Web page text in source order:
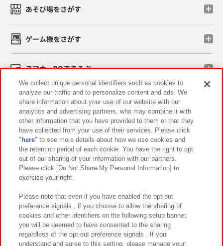
あそび場をさがす
ゲーム機をさがす
スマホ・PCであそぶ
イベント・キャンペーン
関連会社 サステナビリティ サイトポリシー
プライバシーポリシー ウェブアクセシビリティ方針と検証結果
お取引先さまとともに
カスタマーハラスメント対応方針 よくあるご質問・お問い合わせ
We collect unique personal identifiers such as cookies to
analyze our traffic and to personalize content and ads. We
share information about your use of our website with our
analytics and advertising partners, who may combine it with
other information that you have provided to them or that they
have collected from your use of their services. Please click
" here" to see more details about how we use cookies and
the retention period of each cookie. You have the right to opt
out of our sharing of your information with our partners.
Please click [Do Not Share My Personal Information] to
exercise your right.
Please note that even if you have enabled the opt-out
preference signals , if you choose to allow the sharing of
cookies and other identifiers on the following setup banner,
you will be deemed to have consented to the sharing
regardless of the opt-out preference signals . If you
understand and agree to this setting, please manage your